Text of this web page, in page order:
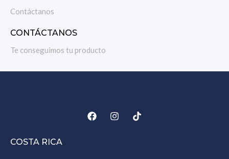
Contáctanos
CONTÁCTANOS
Te conseguimos tu producto
COSTA RICA